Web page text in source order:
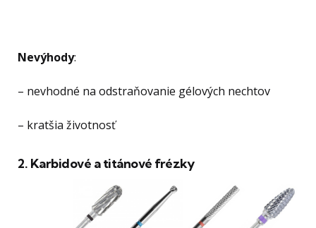
Nevýhody:
– nevhodné na odstraňovanie gélových nechtov
– kratšia životnosť
2. Karbidové a titánové frézky